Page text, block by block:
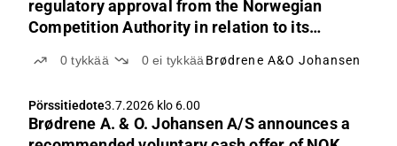
regulatory approval from the Norwegian
Competition Authority in relation to its
Elektroimportøren AS
0tykkää 0ei tykkää Brødrene A&O Johansen
Pörssitiedote3.7.2026 klo 6.00
Brødrene A. & O. Johansen A/S announces a